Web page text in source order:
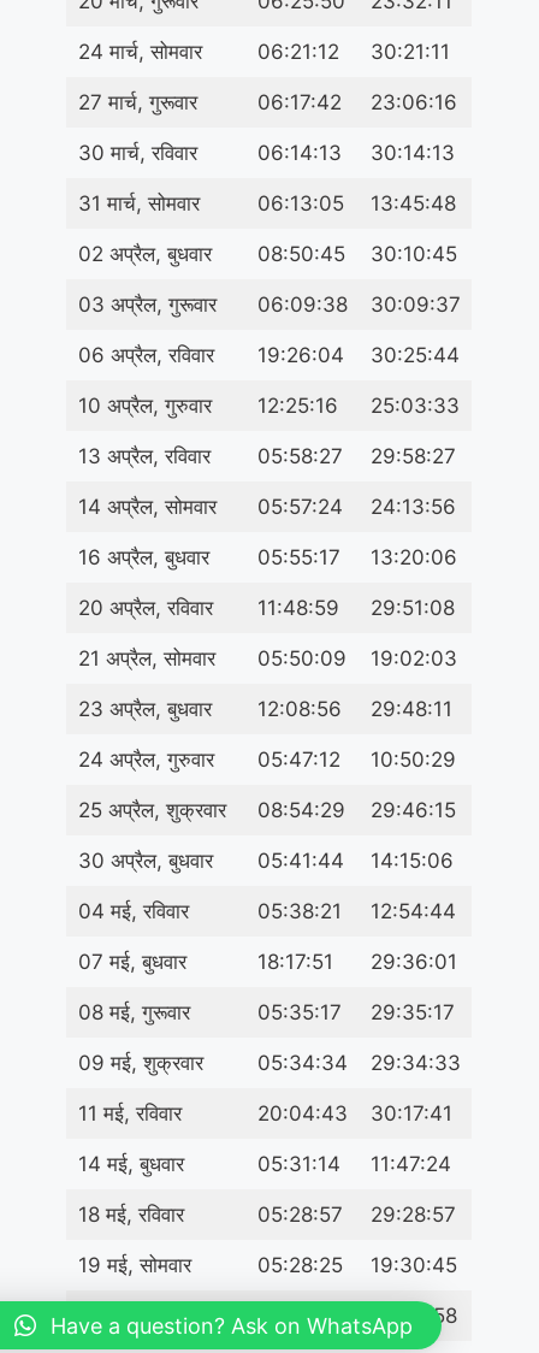
24 मार्च, सोमवार 06:21:12 30:21:11
27 मार्च, गुरूवार 06:17:42 23:06:16
30 मार्च, रविवार 06:14:13 30:14:13
31 मार्च, सोमवार 06:13:05 13:45:48
02 अप्रैल, बुधवार 08:50:45 30:10:45
03 अप्रैल, गुरूवार 06:09:38 30:09:37
06 अप्रैल, रविवार 19:26:04 30:25:44
10 अप्रैल, गुरुवार 12:25:16 25:03:33
13 अप्रैल, रविवार 05:58:27 29:58:27
14 अप्रैल, सोमवार 05:57:24 24:13:56
16 अप्रैल, बुधवार 05:55:17 13:20:06
20 अप्रैल, रविवार 11:48:59 29:51:08
21 अप्रैल, सोमवार 05:50:09 19:02:03
23 अप्रैल, बुधवार 12:08:56 29:48:11
24 अप्रैल, गुरुवार 05:47:12 10:50:29
25 अप्रैल, शुक्रवार 08:54:29 29:46:15
30 अप्रैल, बुधवार 05:41:44 14:15:06
04 मई, रविवार 05:38:21 12:54:44
07 मई, बुधवार 18:17:51 29:36:01
08 मई, गुरूवार 05:35:17 29:35:17
09 मई, शुक्रवार 05:34:34 29:34:33
11 मई, रविवार 20:04:43 30:17:41
14 मई, बुधवार 05:31:14 11:47:24
18 मई, रविवार 05:28:57 29:28:57
19 मई, सोमवार 05:28:25 19:30:45
22 मई, गुरूवार 17:48:30 29:26:58
Have a question? Ask on WhatsApp